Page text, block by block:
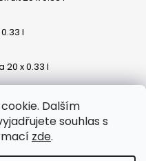
Dalším
souhlas s
zde.
l
20 x 0.33 l
6 x 0,75l